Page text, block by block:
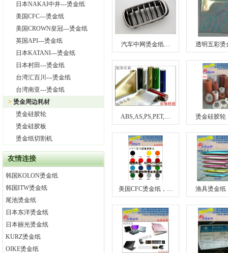
日本NAKAI中井---烫金纸
美国CFC---烫金纸
美国CROWN皇冠---烫金纸
英国API---烫金纸
日本KATANI---烫金纸
日本村田---烫金纸
台湾汇百川---烫金纸
台湾南亚---烫金纸
> 烫金周边耗材
烫金硅胶轮
烫金硅胶板
烫金纸切割机
友情连接
韩国KOLON烫金纸
韩国ITW烫金纸
尾池烫金纸
日本东洋烫金纸
日本丽光烫金纸
KURZ烫金纸
OIKE烫金纸
汽车中网烫金纸… 透明五彩
ABS,AS,PS,PET,… 烫金硅胶
美国CFC烫金纸，… 渔具烫金